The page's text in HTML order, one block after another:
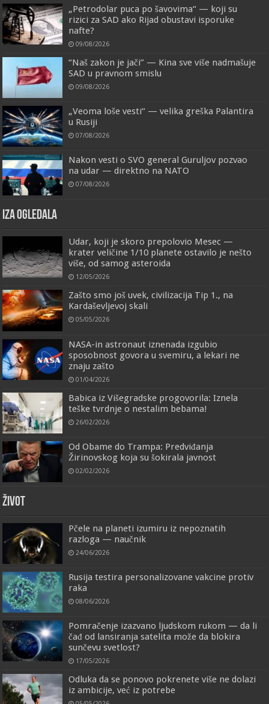
„Petrodolar puca po šavovima“ — koji su
rizici za SAD ako Rijad obustavi isporuke
nafte?
09/08/2026
“Naš zakon je jači” — Kina sve više nadmašuje
SAD u pravnom smislu
09/08/2026
„Veoma loše vesti“ — velika greška Palantira
u Rusiji
07/08/2026
Nakon vesti o SVO general Guruljov pozvao
na udar — direktno na NATO
07/08/2026
IZA OGLEDALA
Udar, koji je skoro prepolovio Mesec —
krater veličine 1/10 planete ostavilo je nešto
više, od samog asteroida
12/05/2026
Zašto smo još uvek, civilizacija Tip 1., na
Kardaševljevoj skali
05/05/2026
NASA-in astronaut iznenada izgubio
sposobnost govora u svemiru, a lekari ne
znaju zašto
01/04/2026
Babica iz Višegradske progovorila: Iznela
teške tvrdnje o nestalim bebama!
26/02/2026
Od Obame do Trampa: Predviđanja
Žirinovskog koja su šokirala javnost
02/02/2026
ŽIVOT
Pčele na planeti izumiru iz nepoznatih
razloga — naučnik
24/06/2026
Rusija testira personalizovane vakcine protiv
raka
08/06/2026
Pomračenje izazvano ljudskom rukom — da li
čađ od lansiranja satelita može da blokira
sunčevu svetlost?
17/05/2026
Odluka da se ponovo pokrenete više ne dolazi
iz ambicije, već iz potrebe